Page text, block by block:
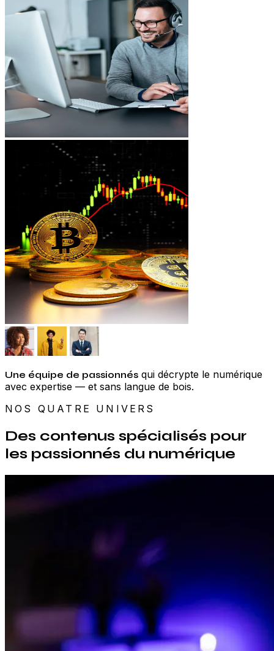
Une équipe de passionnés qui décrypte le numérique
avec expertise — et sans langue de bois.
NOS QUATRE UNIVERS
Des contenus spécialisés pour
les passionnés du numérique